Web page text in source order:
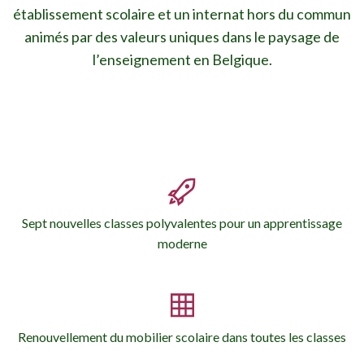
établissement scolaire et un internat hors du commun
animés par des valeurs uniques dans le paysage de
l’enseignement en Belgique.
Sept nouvelles classes polyvalentes pour un apprentissage
moderne
Renouvellement du mobilier scolaire dans toutes les classes